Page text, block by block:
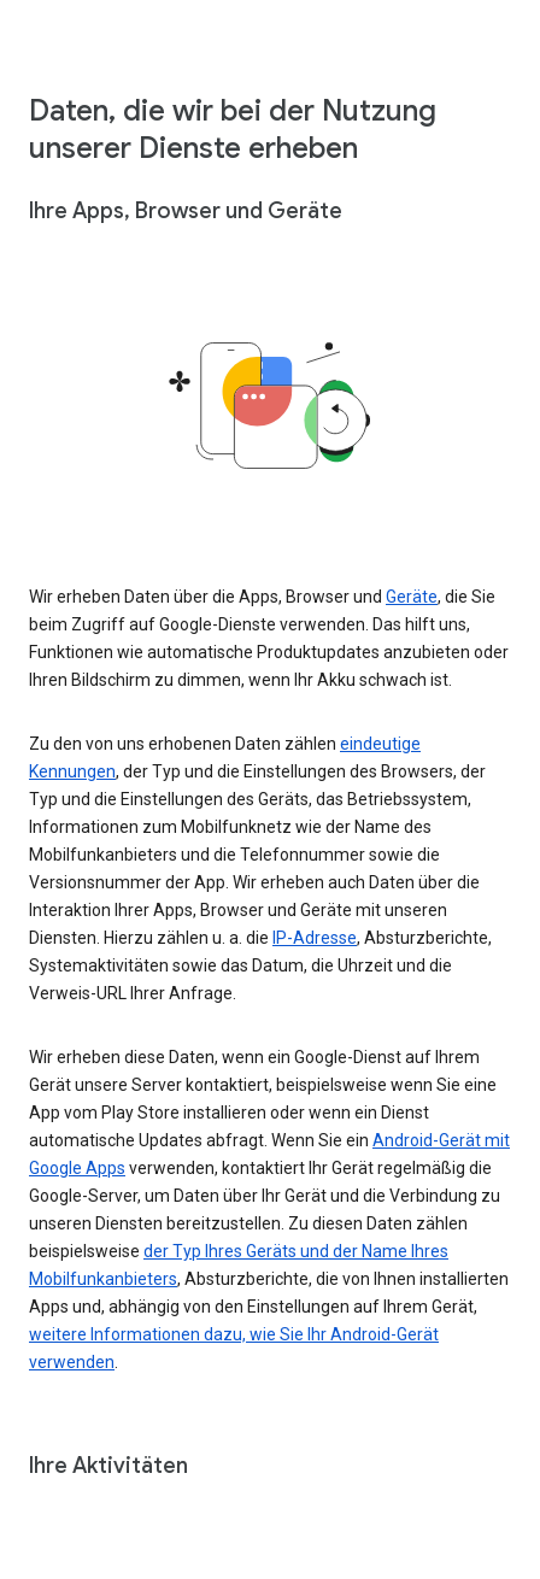
Daten, die wir bei der Nutzung
unserer Dienste erheben
Ihre Apps, Browser und Geräte
Wir erheben Daten über die Apps, Browser und Geräte, die Sie
beim Zugriff auf Google-Dienste verwenden. Das hilft uns,
Funktionen wie automatische Produktupdates anzubieten oder
Ihren Bildschirm zu dimmen, wenn Ihr Akku schwach ist.
Zu den von uns erhobenen Daten zählen eindeutige
Kennungen, der Typ und die Einstellungen des Browsers, der
Typ und die Einstellungen des Geräts, das Betriebssystem,
Informationen zum Mobilfunknetz wie der Name des
Mobilfunkanbieters und die Telefonnummer sowie die
Versionsnummer der App. Wir erheben auch Daten über die
Interaktion Ihrer Apps, Browser und Geräte mit unseren
Diensten. Hierzu zählen u. a. die IP-Adresse, Absturzberichte,
Systemaktivitäten sowie das Datum, die Uhrzeit und die
Verweis-URL Ihrer Anfrage.
Wir erheben diese Daten, wenn ein Google-Dienst auf Ihrem
Gerät unsere Server kontaktiert, beispielsweise wenn Sie eine
App vom Play Store installieren oder wenn ein Dienst
automatische Updates abfragt. Wenn Sie ein Android-Gerät mit
Google Apps verwenden, kontaktiert Ihr Gerät regelmäßig die
Google-Server, um Daten über Ihr Gerät und die Verbindung zu
unseren Diensten bereitzustellen. Zu diesen Daten zählen
beispielsweise der Typ Ihres Geräts und der Name Ihres
Mobilfunkanbieters, Absturzberichte, die von Ihnen installierten
Apps und, abhängig von den Einstellungen auf Ihrem Gerät,
weitere Informationen dazu, wie Sie Ihr Android-Gerät
verwenden.
Ihre Aktivitäten